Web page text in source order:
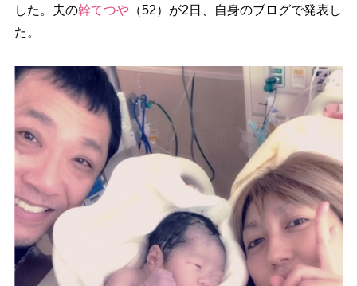
した。夫の幹てつ（52）が2日、自身のブログで発表し
た。